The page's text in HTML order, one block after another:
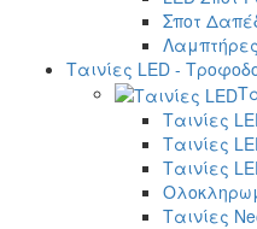
Σποτ
Ταινίες LED -
Ταινίες
Ταινίες
Ταινίες
Ταινίες